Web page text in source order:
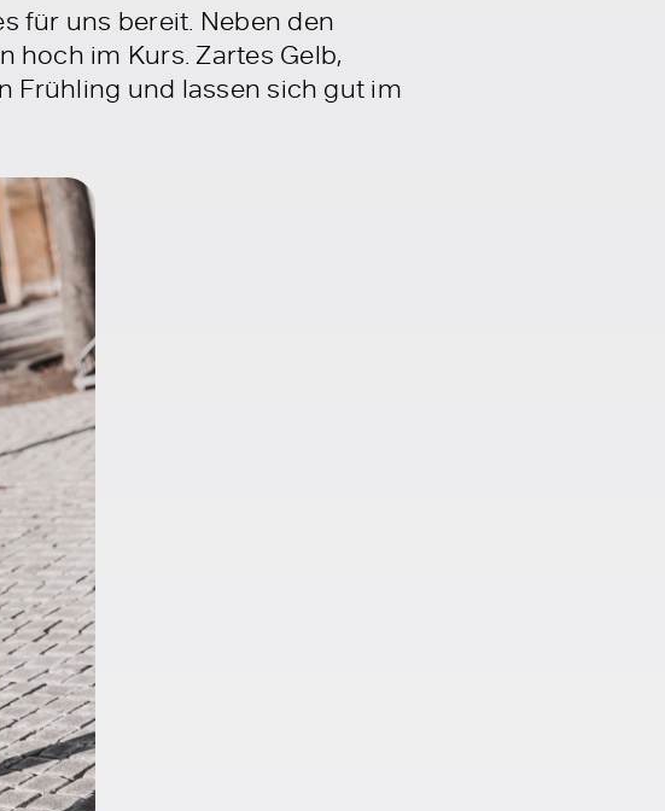
für uns bereit. Neben den
hoch im Kurs. Zartes Gelb,
Frühling und lassen sich gut im